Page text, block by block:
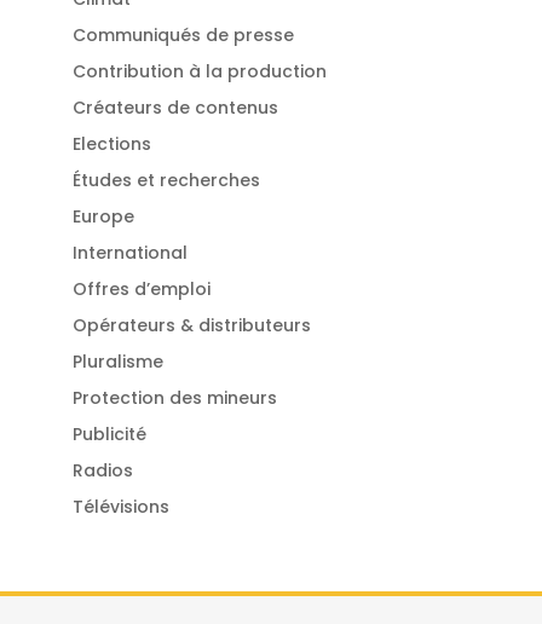
Communiqués de presse
Contribution à la production
Créateurs de contenus
Elections
Études et recherches
Europe
International
Offres d’emploi
Opérateurs & distributeurs
Pluralisme
Protection des mineurs
Publicité
Radios
Télévisions